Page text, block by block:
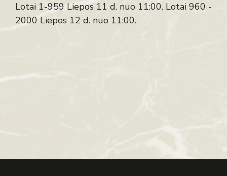
Lotai 1-959 Liepos 11 d. nuo 11:00. Lotai 960 -
2000 Liepos 12 d. nuo 11:00.